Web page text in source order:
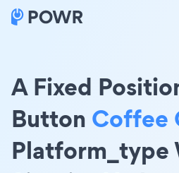
A Fixed
Button Coffee
Platform_type